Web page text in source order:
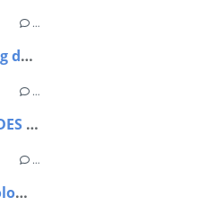
…
Séjour à LAMOURA juin 2026 le blog des Bordelais.
…
Séjour à lamoura juin 2026 CASCADES DU HERISSON
…
Séjour à Lamoura juin 2026 " Le Colomby de Gex"